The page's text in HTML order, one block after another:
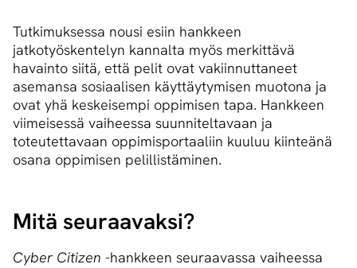
Tutkimuksessa nousi esiin hankkeen
jatkotyöskentelyn kannalta myös merkittävä
havainto siitä, että pelit ovat vakiinnuttaneet
asemansa sosiaalisen käyttäytymisen muotona ja
ovat yhä keskeisempi oppimisen tapa. Hankkeen
viimeisessä vaiheessa suunniteltavaan ja
toteutettavaan oppimisportaaliin kuuluu kiinteänä
osana oppimisen pelillistäminen.
Mitä seuraavaksi?
Cyber Citizen -hankkeen seuraavassa vaiheessa